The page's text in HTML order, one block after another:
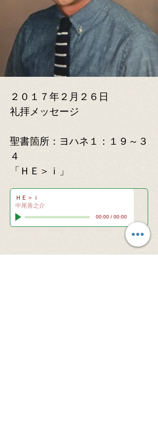
２０１７年２月２６日
​礼拝メッセージ
​聖書箇所：ヨハネ１：１９～３
４
「ＨＥ＞ｉ」
ＨＥ＞ｉ
中尾善之介
00:00/ 00:00